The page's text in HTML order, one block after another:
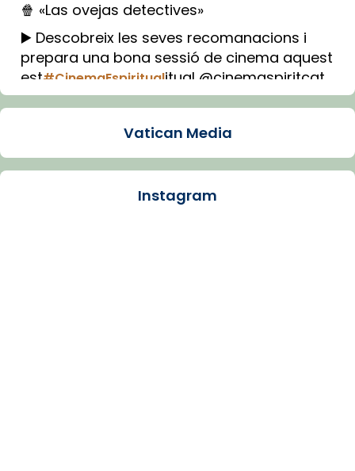
🍿 «Las ovejas detectives»
▶️ Descobreix les seves recomanacions i
prepara una bona sessió de cinema aquest
est#CinemaEspiritualitual @cinemaspiritcat
Imatge: Generada amb IA (OpenAI)
Arquebisbat de Barcelona
Vatican Media
Instagram